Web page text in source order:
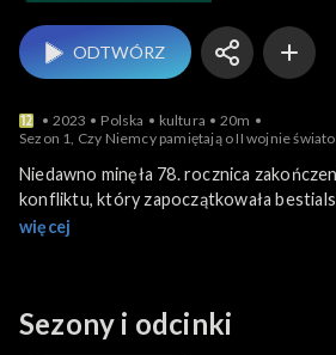
ODTWÓRZ
2023 Polska kultura
20m
Sezon 1, Czy Niemcy pamiętają o II wojnie
Niedawno minęła 78. rocznica
konfliktu, który zapoczątkowała
Polskę. Czy Niemcy pamiętają jeszcze o
Wojciech Kunicki (germanista, filolog,
więcej
Sezony i odcinki